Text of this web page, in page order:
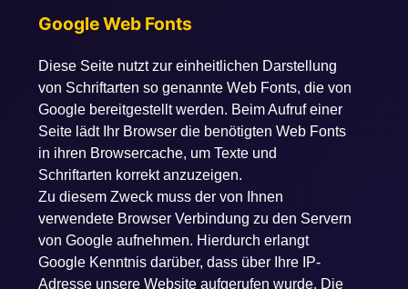
Google Web Fonts
Diese Seite nutzt zur einheitlichen Darstellung
von Schriftarten so genannte Web Fonts, die von
Google bereitgestellt werden. Beim Aufruf einer
Seite lädt Ihr Browser die benötigten Web Fonts
in ihren Browsercache, um Texte und
Schriftarten korrekt anzuzeigen.
Zu diesem Zweck muss der von Ihnen
verwendete Browser Verbindung zu den Servern
von Google aufnehmen. Hierdurch erlangt
Google Kenntnis darüber, dass über Ihre IP-
Adresse unsere Website aufgerufen wurde. Die